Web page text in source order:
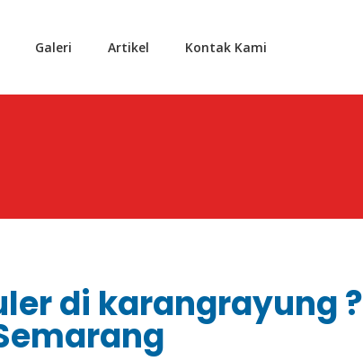
Galeri Artikel Kontak Kami
di karangrayung ?